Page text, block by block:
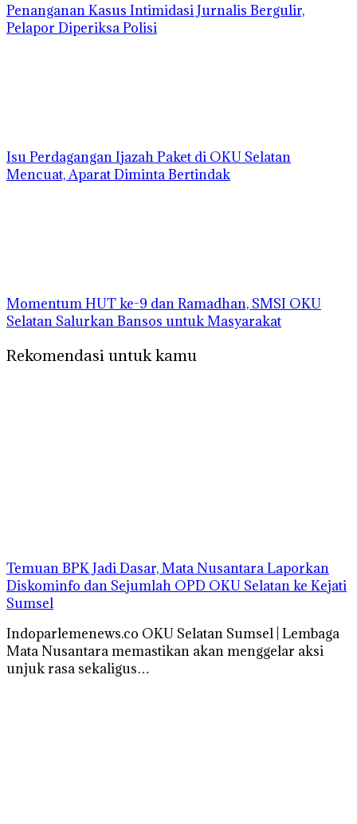
Penanganan Kasus Intimidasi Jurnalis Bergulir,
Pelapor Diperiksa Polisi
Isu Perdagangan Ijazah Paket di OKU Selatan
Mencuat, Aparat Diminta Bertindak
Momentum HUT ke-9 dan Ramadhan, SMSI OKU
Selatan Salurkan Bansos untuk Masyarakat
Rekomendasi untuk kamu
Temuan BPK Jadi Dasar, Mata Nusantara Laporkan
Diskominfo dan Sejumlah OPD OKU Selatan ke Kejati
Sumsel
Indoparlemenews.co OKU Selatan Sumsel | Lembaga
Mata Nusantara memastikan akan menggelar aksi
unjuk rasa sekaligus…